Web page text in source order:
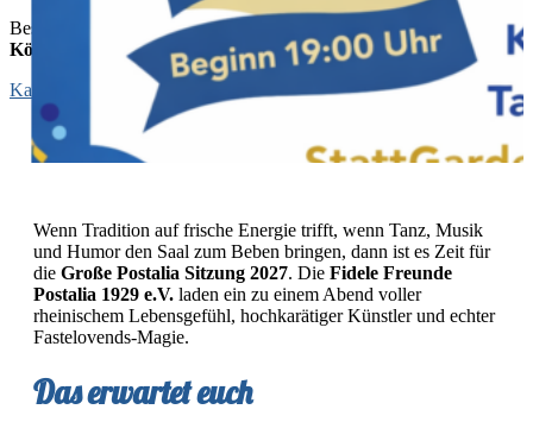
Besuchen Sie unsere Sitzung in der Aula der
CJD Schule in
Königswinter
am: Freitag dem15.01.2027
Karten Anfragen
Wenn Tradition auf frische Energie trifft, wenn Tanz, Musik
und Humor den Saal zum Beben bringen, dann ist es Zeit für
die Große Postalia Sitzung 2027. Die Fidele Freunde
Postalia 1929 e.V. laden ein zu einem Abend voller
rheinischem Lebensgefühl, hochkarätiger Künstler und echter
Fastelovends-Magie.
Das erwartet euch